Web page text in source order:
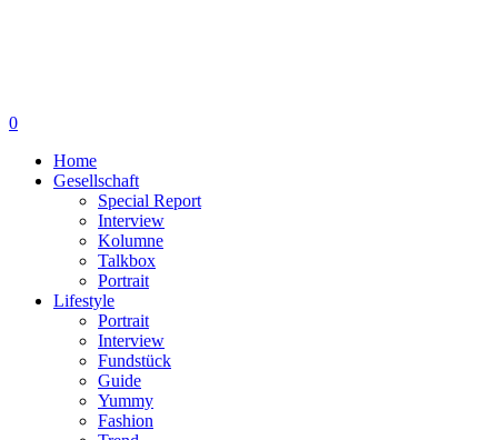
0
Home
Gesellschaft
Special Report
Interview
Kolumne
Talkbox
Portrait
Lifestyle
Portrait
Interview
Fundstück
Guide
Yummy
Fashion